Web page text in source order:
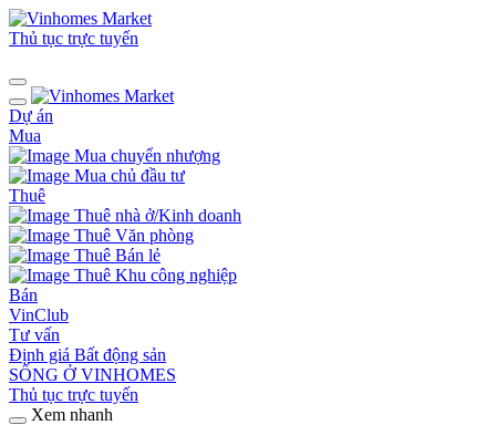
Thủ tục trực tuyến
Dự án
Mua
Mua chuyển nhượng
Mua chủ đầu tư
Thuê
Thuê nhà ở/Kinh doanh
Thuê Văn phòng
Thuê Bán lẻ
Thuê Khu công nghiệp
Bán
VinClub
Tư vấn
Định giá Bất động sản
SỐNG Ở VINHOMES
Thủ tục trực tuyến
Xem nhanh